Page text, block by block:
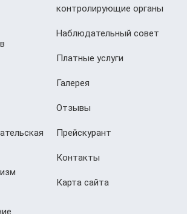
контролирующие органы
Наблюдательный совет
Платные услуги
Галерея
Отзывы
Прейскурант
Контакты
Карта сайта